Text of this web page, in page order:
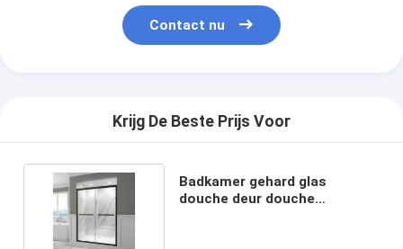
Contact nu
Krijg De Beste Prijs Voor
Badkamer gehard glas
douche deur douche